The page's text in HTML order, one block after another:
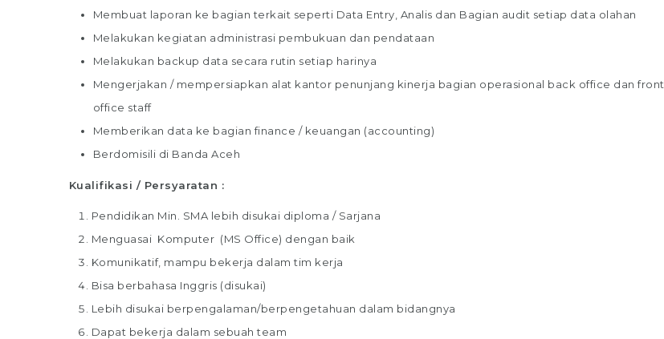
Membuat laporan ke bagian terkait seperti Data Entry, Analis dan Bagian audit setiap data olahan
Melakukan kegiatan administrasi pembukuan dan pendataan
Melakukan backup data secara rutin setiap harinya
Mengerjakan / mempersiapkan alat kantor penunjang kinerja bagian operasional back office dan front
office staff
Memberikan data ke bagian finance / keuangan (accounting)
Berdomisili di Banda Aceh
Kualifikasi / Persyaratan :
Pendidikan Min. SMA lebih disukai diploma / Sarjana
Menguasai Komputer (MS Office) dengan baik
Komunikatif, mampu bekerja dalam tim kerja
Bisa berbahasa Inggris (disukai)
Lebih disukai berpengalaman/berpengetahuan dalam bidangnya
Dapat bekerja dalam sebuah team